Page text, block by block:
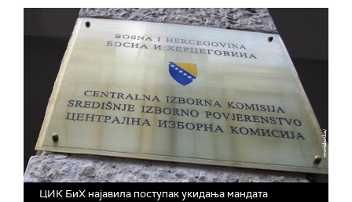
ЦИК БиХ најавила поступак укидања мандата